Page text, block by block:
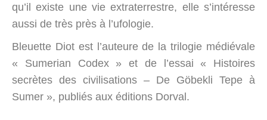
qu’il existe une vie extraterrestre, elle s’intéresse
aussi de très près à l’ufologie.
Bleuette Diot est l’auteure de la trilogie médiévale
« Sumerian Codex » et de l’essai « Histoires
secrètes des civilisations – De Göbekli Tepe à
Sumer », publiés aux éditions Dorval.